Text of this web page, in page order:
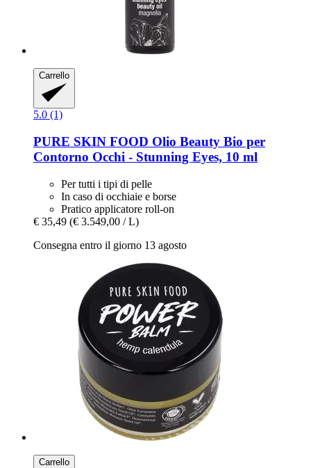
Carrello
5.0 (1)
PURE SKIN FOOD Olio Beauty Bio per
Contorno Occhi -​ Stunning Eyes, 10 ml
Per tutti i tipi di pelle
In caso di occhiaie e borse
Pratico applicatore roll-on
€ 35,49 (€ 3.549,00 / L)
Consegna entro il giorno 13 agosto
Carrello